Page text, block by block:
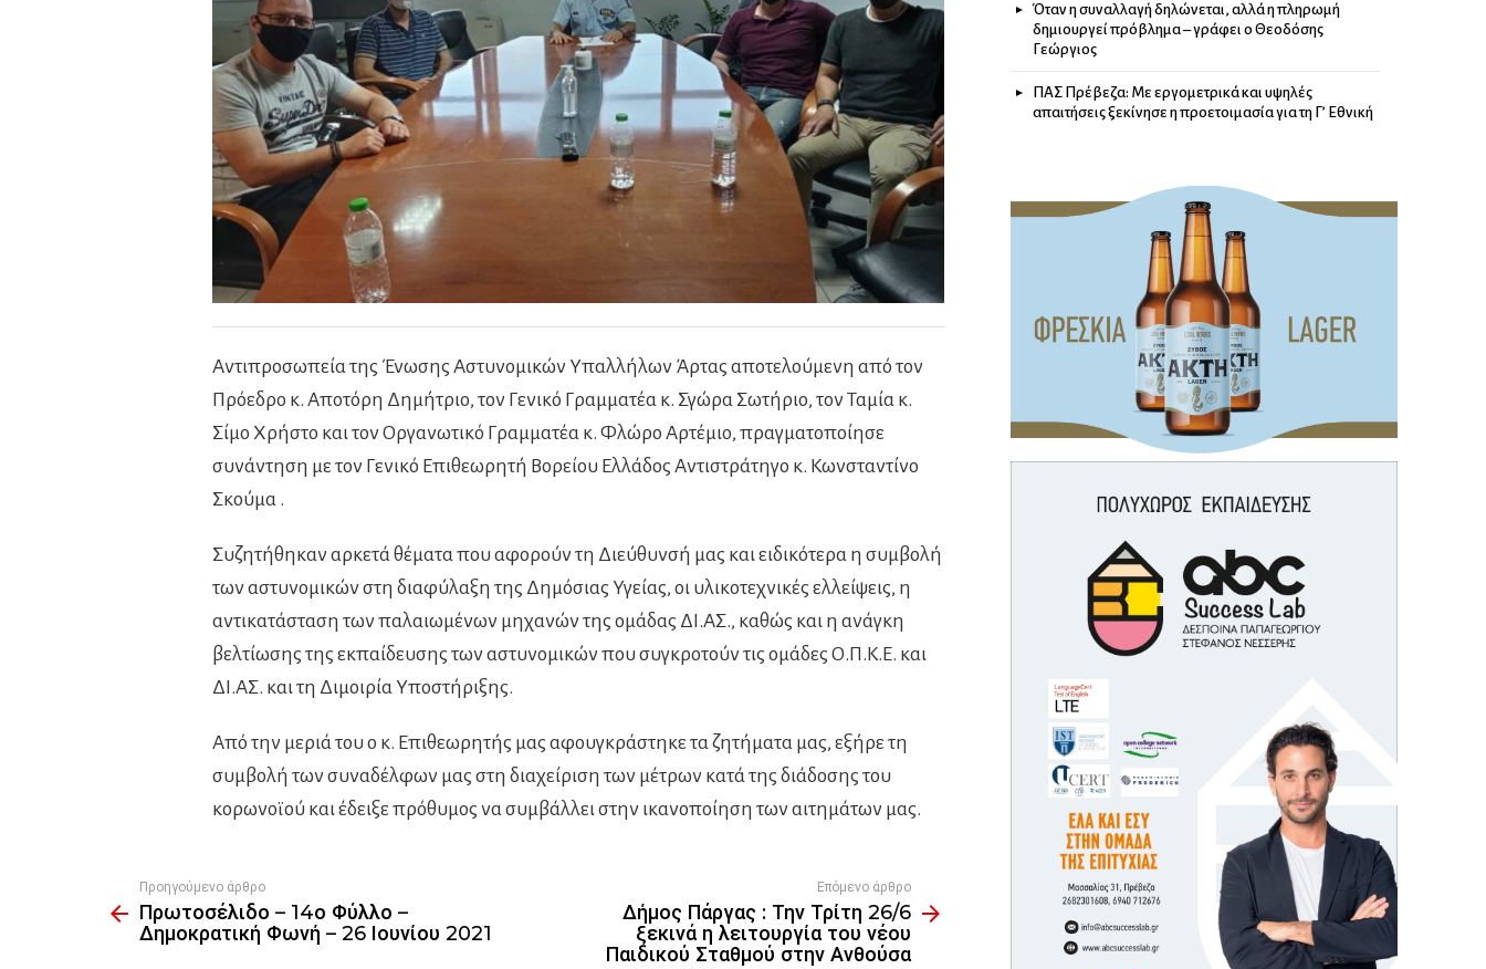
Αντιπροσωπεία της Ένωσης Αστυνομικών Υπαλλήλων Άρτας αποτελούμενη από τον
Πρόεδρο κ. Αποτόρη Δημήτριο, τον Γενικό Γραμματέα κ. Σγώρα Σωτήριο, τον Ταμία κ.
Σίμο Χρήστο και τον Οργανωτικό Γραμματέα κ. Φλώρο Αρτέμιο, πραγματοποίησε
συνάντηση με τον Γενικό Επιθεωρητή Βορείου Ελλάδος Αντιστράτηγο κ. Κωνσταντίνο
Σκούμα .
Συζητήθηκαν αρκετά θέματα που αφορούν τη Διεύθυνσή μας και ειδικότερα η συμβολή
των αστυνομικών στη διαφύλαξη της Δημόσιας Υγείας, οι υλικοτεχνικές ελλείψεις, η
αντικατάσταση των παλαιωμένων μηχανών της ομάδας ΔΙ.ΑΣ., καθώς και η ανάγκη
βελτίωσης της εκπαίδευσης των αστυνομικών που συγκροτούν τις ομάδες Ο.Π.Κ.Ε. και
ΔΙ.ΑΣ. και τη Διμοιρία Υποστήριξης.
Από την μεριά του ο κ. Επιθεωρητής μας αφουγκράστηκε τα ζητήματα μας, εξήρε τη
συμβολή των συναδέλφων μας στη διαχείριση των μέτρων κατά της διάδοσης του
κορωνοϊού και έδειξε πρόθυμος να συμβάλλει στην ικανοποίηση των αιτημάτων μας.
more
Προηγούμενο άρθρο
Πρωτοσέλιδο – 14ο Φύλλο –
Δημοκρατική Φωνή – 26 Ιουνίου 2021
Επόμενο άρθρο
Δήμος Πάργας : Την Τρίτη 26/6
ξεκινά η λειτουργία του νέου
Παιδικού Σταθμού στην Ανθούσα
Όταν η συναλλαγή δηλώνεται, αλλά η πληρωμή
δημιουργεί πρόβλημα – γράφει ο Θεοδόσης
Γεώργιος
ΠΑΣ Πρέβεζα: Με εργομετρικά και υψηλές
απαιτήσεις ξεκίνησε η προετοιμασία για τη Γ’ Εθνική